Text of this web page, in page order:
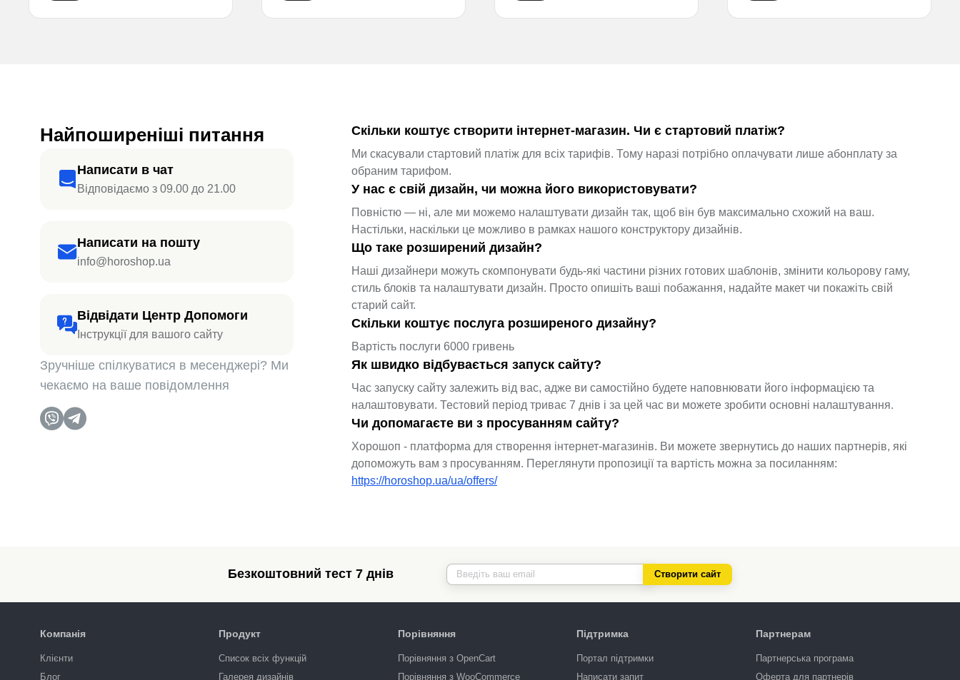
Найпоширеніші питання
Написати в чат
Відповідаємо з 09.00 до 21.00
Написати на пошту
info@horoshop.ua
Відвідати Центр Допомоги
Інструкції для вашого сайту
Зручніше спілкуватися в месенджері? Ми
чекаємо на ваше повідомлення
Скільки коштує створити інтернет-магазин. Чи є стартовий платіж?
Ми скасували стартовий платіж для всіх тарифів. Тому наразі потрібно оплачувати лише абонплату за
обраним тарифом.
У нас є свій дизайн, чи можна його використовувати?
Повністю — ні, але ми можемо налаштувати дизайн так, щоб він був максимально схожий на ваш.
Настільки, наскільки це можливо в рамках нашого конструктору дизайнів.
Що таке розширений дизайн?
Наші дизайнери можуть скомпонувати будь-які частини різних готових шаблонів, змінити кольорову гаму,
стиль блоків та налаштувати дизайн. Просто опишіть ваші побажання, надайте макет чи покажіть свій
старий сайт.
Скільки коштує послуга розширеного дизайну?
Вартість послуги 6000 гривень
Як швидко відбувається запуск сайту?
Час запуску сайту залежить від вас, адже ви самостійно будете наповнювати його інформацією та
налаштовувати. Тестовий період триває 7 днів і за цей час ви можете зробити основні налаштування.
Чи допомагаєте ви з просуванням сайту?
Хорошоп - платформа для створення інтернет-магазинів. Ви можете звернутись до наших партнерів, які
допоможуть вам з просуванням. Переглянути пропозиції та вартість можна за посиланням:
https://horoshop.ua/ua/offers/
Безкоштовний тест 7 днів Створити сайт
Компанія
Клієнти
Блог
Продукт
Список всіх функцій
Галерея дизайнів
Порівняння
Порівняння з OpenCart
Порівняння з WooCommerce
Підтримка
Портал підтримки
Написати запит
Партнерам
Партнерська програма
Оферта для партнерів